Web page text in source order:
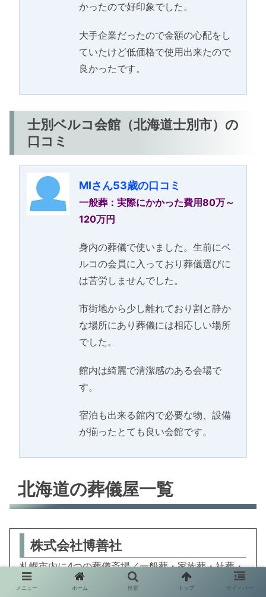
かったので好印象でした。
大手企業だったので金額の心配をし
ていたけど低価格で使用出来たので
良かったです。
士別ベルコ会館（北海道士別市）の
口コミ
MIさん53歳の口コミ
一般葬：実際にかかった費用80万～
120万円
身内の葬儀で使いました。生前にベ
ルコの会員に入っており葬儀選びに
は苦労しませんでした。
市街地から少し離れており割と静か
な場所にあり葬儀には相応しい場所
でした。
館内は綺麗で清潔感のある会場で
す。
宿泊も出来る館内で必要な物、設備
が揃ったとても良い会館です。
北海道の葬儀屋一覧
株式会社博善社
札幌市内に4つの葬儀斎場／一般葬・家族葬・社葬・
葬儀全般
メニュー ホーム 検索 トップ サイドバー